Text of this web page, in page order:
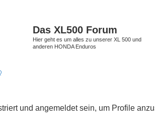
Das XL500 Forum
Hier geht es um alles zu unserer XL 500 und
anderen HONDA Enduros
und angemeldet sein, um Profile